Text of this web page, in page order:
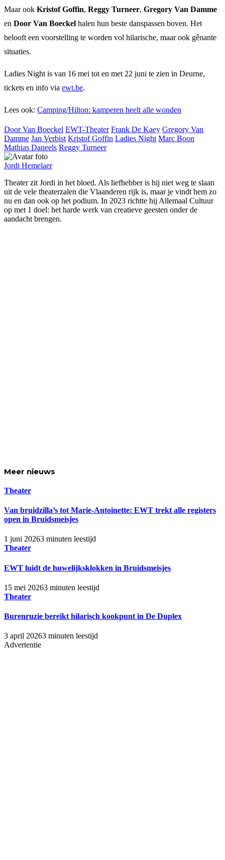
Maar ook Kristof Goffin, Reggy Turneer, Gregory Van Damme
en Door Van Boeckel halen hun beste danspassen boven. Het
belooft een voorstelling te worden vol hilarische, maar ook gênante
situaties.
Ladies Night is van 16 mei tot en met 22 juni te zien in Deurne,
tickets en info via ewt.be.
Lees ook: Camping/Hilton: kamperen heelt alle wonden
Door Van Boeckel EWT-Theater Frank De Kaey Gregory Van
Damme Jan Verbist Kristof Goffin Ladies Night Marc Boon
Mathias Daneels Reggy Turneer
Jordi Hemelaer
Theater zit Jordi in het bloed. Als liefhebber is hij niet weg te slaan
uit de vele theaterzalen die Vlaanderen rijk is, maar je vindt hem zo
nu en dan ook op het podium. In 2023 richtte hij Allemaal Cultuur
op met 1 doel: het harde werk van creatieve geesten onder de
aandacht brengen.
Meer nieuws
Theater
Van bruidzilla’s tot Marie-Antoinette: EWT trekt alle registers
open in Bruidsmeisjes
1 juni 20263 minuten leestijd
Theater
EWT luidt de huwelijksklokken in Bruidsmeisjes
15 mei 20263 minuten leestijd
Theater
Burenruzie bereikt hilarisch kookpunt in De Duplex
3 april 20263 minuten leestijd
Advertentie